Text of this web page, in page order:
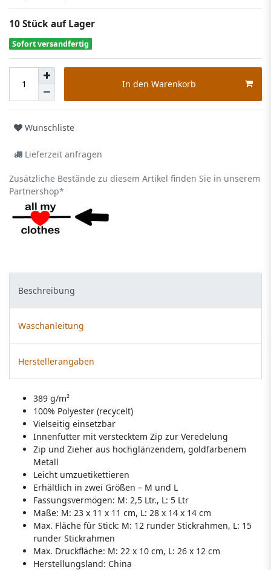
10 Stück auf Lager
Sofort versandfertig
In den Warenkorb
Wunschliste
Lieferzeit anfragen
Zusätzliche Bestände zu diesem Artikel finden Sie in unserem
Partnershop*
Beschreibung
Waschanleitung
Herstellerangaben
389 g/m²
100% Polyester (recycelt)
Vielseitig einsetzbar
Innenfutter mit verstecktem Zip zur Veredelung
Zip und Zieher aus hochglänzendem, goldfarbenem
Metall
Leicht umzuetikettieren
Erhältlich in zwei Größen – M und L
Fassungsvermögen: M: 2,5 Ltr., L: 5 Ltr
Maße: M: 23 x 11 x 11 cm, L: 28 x 14 x 14 cm
Max. Fläche für Stick: M: 12 runder Stickrahmen, L: 15
runder Stickrahmen
Max. Druckfläche: M: 22 x 10 cm, L: 26 x 12 cm
Herstellungsland: China